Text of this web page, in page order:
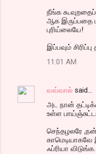
நீங்க
ஆக இருப்பதை
புரிய்லையே!
இப்பவும்
11:01 AM
வவ்வால் said…
அட நான்
உள்ள
செந்தழலரே
காமெடியாகவே
ஃப்ரியா விடுங்க.